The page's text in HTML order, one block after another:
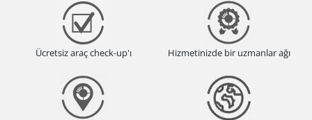
Ücretsiz araç check-up'ı Hizmetinizde bir uzmanlar ağı